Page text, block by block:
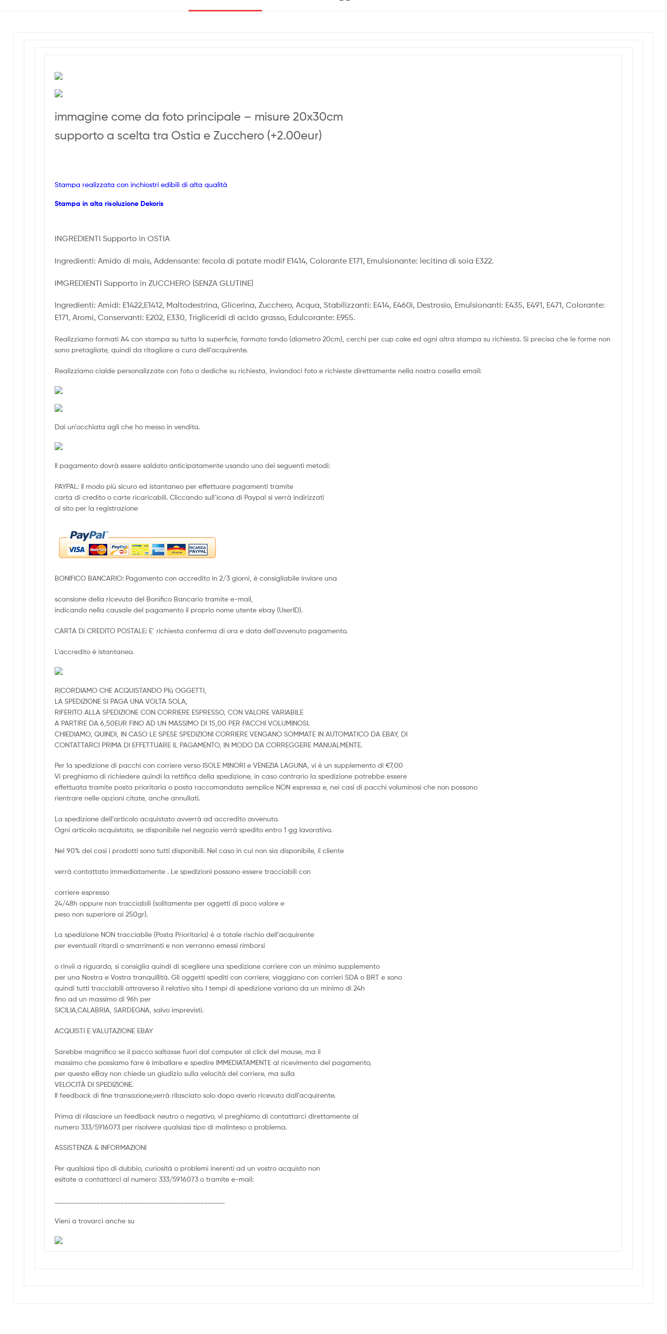
immagine come da foto principale – misure 20x30cm
supporto a scelta tra Ostia e Zucchero (+2.00eur)
Stampa realizzata con inchiostri edibili di alta qualità
Stampa in alta risoluzione Dekoris
INGREDIENTI Supporto in OSTIA
Ingredienti: Amido di mais, Addensante: fecola di patate modif E1414, Colorante E171, Emulsionante: lecitina di soia E322.
IMGREDIENTI Supporto in ZUCCHERO (SENZA GLUTINE)
Ingredienti: Amidi: E1422,E1412, Maltodestrina, Glicerina, Zucchero, Acqua, Stabilizzanti: E414, E460i, Destrosio, Emulsionanti: E435, E491, E471, Colorante:
E171, Aromi, Conservanti: E202, E330, Trigliceridi di acido grasso, Edulcorante: E955.
Realizziamo formati A4 con stampa su tutta la superficie, formato tondo (diametro 20cm), cerchi per cup cake ed ogni altra stampa su richiesta. Si precisa che le forme non
sono pretagliate, quindi da ritagliare a cura dell’acquirente.
Realizziamo cialde personalizzate con foto o dediche su richiesta, inviandoci foto e richieste direttamente nella nostra casella email:
Dai un’occhiata agli che ho messo in vendita.
Il pagamento dovrà essere saldato anticipatamente usando uno dei seguenti metodi:
PAYPAL: Il modo più sicuro ed istantaneo per effettuare pagamenti tramite
carta di credito o carte ricaricabili. Cliccando sull’icona di Paypal si verrà indirizzati
al sito per la registrazione
BONIFICO BANCARIO: Pagamento con accredito in 2/3 giorni, è consigliabile inviare una
scansione della ricevuta del Bonifico Bancario tramite e-mail,
indicando nella causale del pagamento il proprio nome utente ebay (UserID).
CARTA Di CREDITO POSTALE: E’ richiesta conferma di ora e data dell’avvenuto pagamento.
L’accredito è istantaneo.
RICORDIAMO CHE ACQUISTANDO PIù OGGETTI,
LA SPEDIZIONE SI PAGA UNA VOLTA SOLA,
RIFERITO ALLA SPEDIZIONE CON CORRIERE ESPRESSO, CON VALORE VARIABILE
A PARTIRE DA 6,50EUR FINO AD UN MASSIMO DI 15,00 PER PACCHI VOLUMINOSI.
CHIEDIAMO, QUINDI, IN CASO LE SPESE SPEDIZIONI CORRIERE VENGANO SOMMATE IN AUTOMATICO DA EBAY, DI
CONTATTARCI PRIMA DI EFFETTUARE IL PAGAMENTO, IN MODO DA CORREGGERE MANUALMENTE.
Per la spedizione di pacchi con corriere verso ISOLE MINORI e VENEZIA LAGUNA, vi è un supplemento di €7,00
Vi preghiamo di richiedere quindi la rettifica della spedizione, in caso contrario la spedizione potrebbe essere
effettuata tramite posta prioritaria o posta raccomandata semplice NON espressa e, nei casi di pacchi voluminosi che non possono
rientrare nelle opzioni citate, anche annullati.
La spedizione dell’articolo acquistato avverrà ad accredito avvenuto.
Ogni articolo acquistato, se disponibile nel negozio verrà spedito entro 1 gg lavorativo.
Nel 90% dei casi i prodotti sono tutti disponibili. Nel caso in cui non sia disponibile, il cliente
verrà contattato immediatamente . Le spedizioni possono essere tracciabili con
corriere espresso
24/48h oppure non tracciabili (solitamente per oggetti di poco valore e
peso non superiore ai 250gr).
La spedizione NON tracciabile (Posta Prioritaria) è a totale rischio dell’acquirente
per eventuali ritardi o smarrimenti e non verranno emessi rimborsi
o rinvii a riguardo, si consiglia quindi di scegliere una spedizione corriere con un minimo supplemento
per una Nostra e Vostra tranquillità. Gli oggetti spediti con corriere, viaggiano con corrieri SDA o BRT e sono
quindi tutti tracciabili attraverso il relativo sito. I tempi di spedizione variano da un minimo di 24h
fino ad un massimo di 96h per
SICILIA,CALABRIA, SARDEGNA, salvo imprevisti.
ACQUISTI E VALUTAZIONE EBAY
Sarebbe magnifico se il pacco saltasse fuori dal computer al click del mouse, ma il
massimo che possiamo fare è imballare e spedire IMMEDIATAMENTE al ricevimento del pagamento,
per questo eBay non chiede un giudizio sulla velocità del corriere, ma sulla
VELOCITÀ DI SPEDIZIONE.
Il feedback di fine transazione,verrà rilasciato solo dopo averlo ricevuto dall’acquirente.
Prima di rilasciare un feedback neutro o negativo, vi preghiamo di contattarci direttamente al
numero 333/5916073 per risolvere qualsiasi tipo di malinteso o problema.
ASSISTENZA & INFORMAZIONI
Per qualsiasi tipo di dubbio, curiosità o problemi inerenti ad un vostro acquisto non
esitate a contattarci al numero: 333/5916073 o tramite e-mail:
Vieni a trovarci anche su